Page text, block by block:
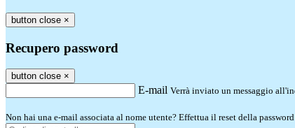
button close ×
Recupero password
button close ×
E-mail Verrà inviato un messaggio
Non hai una e-mail associata al nome utente? Effettua il reset della